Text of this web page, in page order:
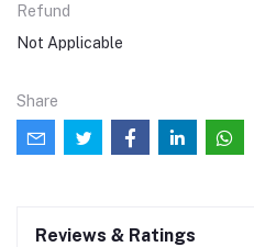
Refund
Not Applicable
Share
Reviews & Ratings